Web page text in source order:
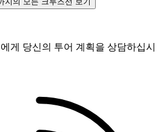
게 당신의 투어 계획을 상담하십시